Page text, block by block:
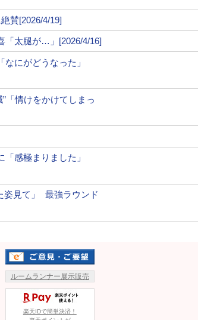
オの左のパン
。
越えて、スダ
だったが、（スダリオが）テクニックもあ
戦できたことで、スダリオ選手、ありがと
好き」と語った。
間も
賛[2026/4/19]
「太腿が…」[2026/4/16]
にがどうなった」
「情けをかけてしまっ
「感極まりました」
姿見て」 最強ラウンド
ルームランナー展示販売
楽天IDで簡単決済！